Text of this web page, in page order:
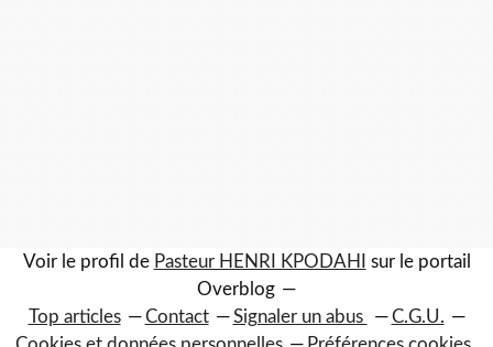
Voir le profil de Pasteur HENRI KPODAHI
sur le portail
Overblog
Top articles
Contact Signaler un abus
C.G.U.